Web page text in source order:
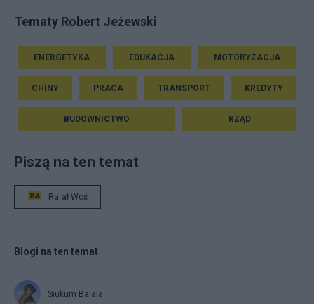
Tematy Robert Jeżewski
ENERGETYKA EDUKACJA MOTORYZACJA
CHINY PRACA TRANSPORT KREDYTY
BUDOWNICTWO RZĄD
Piszą na ten temat
Rafał Woś
Blogi na ten temat
Siukum Balala